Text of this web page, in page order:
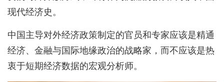
现代经济史。
中国主导对外经济政策制定的官员和专家应该是精通
经济、金融与国际地缘政治的战略家，而不应该是热
衷于短期经济数据的宏观分析师。